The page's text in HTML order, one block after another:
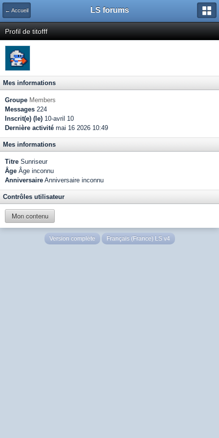
← Accueil LS forums
Profil de titofff
Mes informations
Groupe Members
Messages 224
Inscrit(e) (le) 10-avril 10
Dernière activité mai 16 2026 10:49
Mes informations
Titre Sunriseur
Âge Âge inconnu
Anniversaire Anniversaire inconnu
Contrôles utilisateur
Mon contenu
Version complète Français (France) LS v4